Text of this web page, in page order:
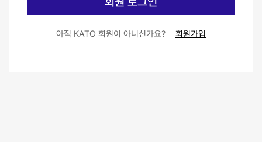
아직 KATO 회원이 아니신가요? 회원가입